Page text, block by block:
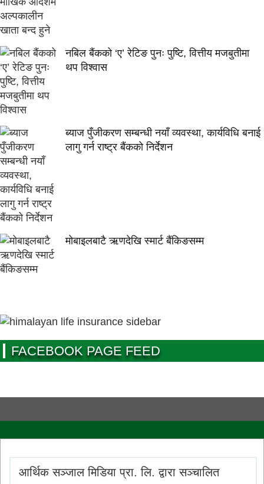
नबिल बैंकको ‘ए’ रेटिङ पुनः पुष्टि, वित्तीय मजबुतीमा
थप विश्वास
ब्याज पुँजीकरण सम्बन्धी नयाँ व्यवस्था, कार्यविधि बनाई
लागु गर्न राष्ट्र बैंकको निर्देशन
मोबाइलबाटै ऋणदेखि स्मार्ट बैंकिङसम्म
FACEBOOK PAGE FEED
आर्थिक सञ्जाल मिडिया प्रा. लि. द्वारा सञ्चालित